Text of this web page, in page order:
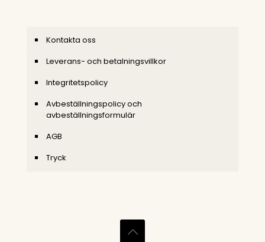
Kontakta oss
Leverans- och betalningsvillkor
Integritetspolicy
Avbeställningspolicy och
avbeställningsformulär
AGB
Tryck